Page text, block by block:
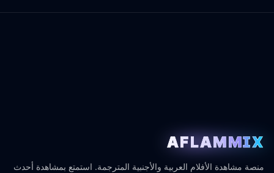
AFLAMMIX
منصة مشاهدة الأفلام العربية والأجنبية المترجمة. استمتع بمشاهدة أحدث